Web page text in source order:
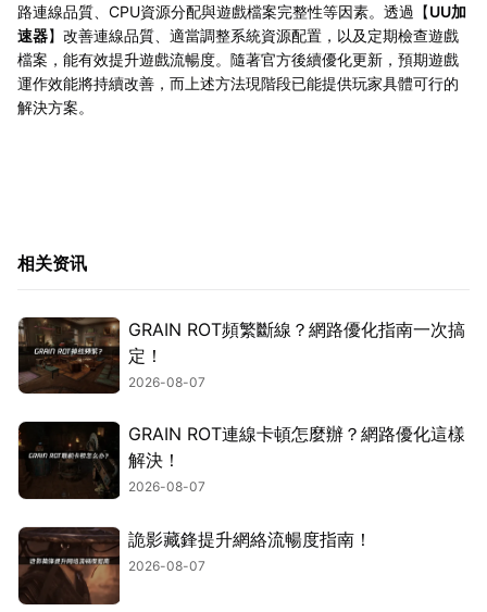
路連線品質、CPU資源分配與遊戲檔案完整性等因素。透過【UU加
速器】改善連線品質、適當調整系統資源配置，以及定期檢查遊戲
檔案，能有效提升遊戲流暢度。隨著官方後續優化更新，預期遊戲
運作效能將持續改善，而上述方法現階段已能提供玩家具體可行的
解決方案。
相关资讯
GRAIN ROT頻繁斷線？網路優化指南一次搞
定！
2026-08-07
GRAIN ROT連線卡頓怎麼辦？網路優化這樣
解決！
2026-08-07
詭影藏鋒提升網絡流暢度指南！
2026-08-07